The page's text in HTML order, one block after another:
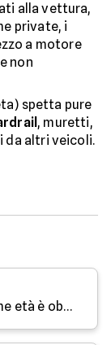
alla vettura,
private, i
a motore
non
spetta pure
, muretti,
da altri veicoli.
Seggiolino auto bambini: fino a che età è obbligo?